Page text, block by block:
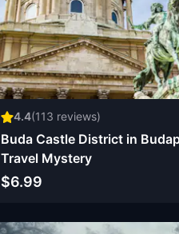
4.4(113 reviews)
Buda Castle District in
Travel Mystery
$6.99